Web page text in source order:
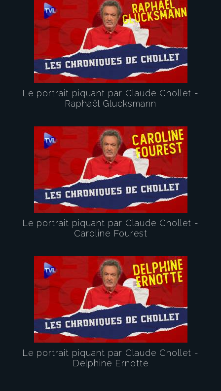
Le portrait piquant par Claude Chollet -
Raphaël Glucksmann
Le portrait piquant par Claude Chollet -
Caroline Fourest
Le portrait piquant par Claude Chollet -
Delphine Ernotte